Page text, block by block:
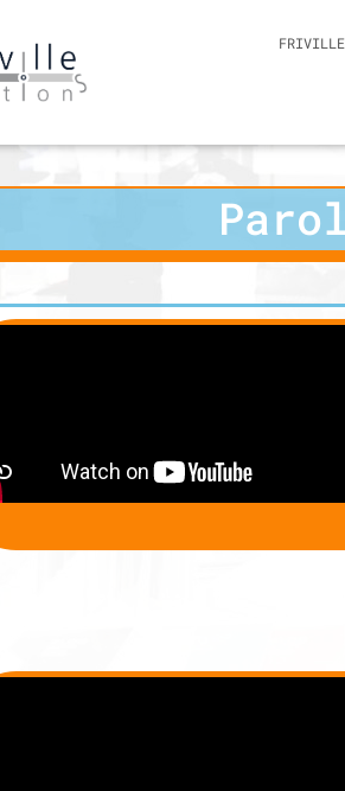
FRIVILLE